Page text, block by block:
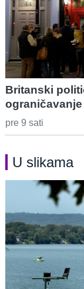
Britanski
pre 9 sati
U slikama